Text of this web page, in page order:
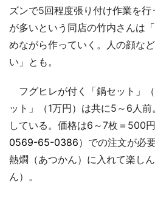
ズンで5回程度張り付け作業を
が多いという同店の竹内さんは
めながら作っていく。人の顔な
い」とも。
フグヒレが付く「鍋セット」
ット」（1万円）は共に5～6人
している。価格は6～7枚＝500
0569-65-0386）での注文が必
熱燗（あつかん）に入れて楽し
ん）。